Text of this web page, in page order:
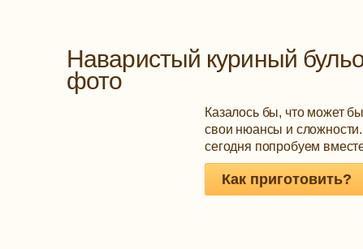
Наваристый куриный
фото
Казалось бы, что может
свои нюансы и
сегодня попробуем
Как приготовить?